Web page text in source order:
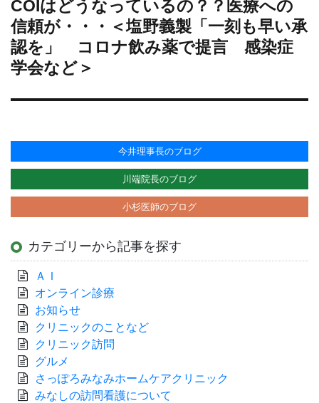
投
稿:
COIはどうなっているの？？医療への
信頼が・・・＜塩野義製「一刻も早い承
認を」 コロナ飲み薬で提言 感染症
学会など＞
今井理事長のブログ
川端院長のブログ
小杉医師のブログ
カテゴリーから記事を探す
ＡＩ
オンライン診療
お知らせ
クリニックのことなど
クリニック訪問
グルメ
さっぽろみなみホームケアクリニック
みなしの訪問看護について